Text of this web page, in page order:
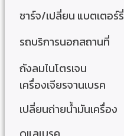
ชาร์จ/เปลี่ยน แบตเตอร์รี่
รถบริการนอกสถานที่
ถังลมไนโตรเจน
เครื่องเจียรจานเบรค
เปลี่ยนถ่ายน้ำมันเครื่อง